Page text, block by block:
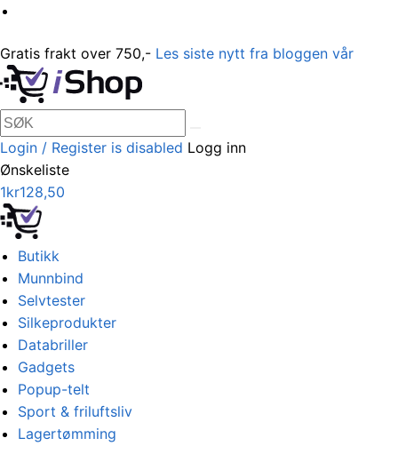
Gratis frakt over 750,- Les siste nytt fra bloggen vår
Login / Register is disabled Logg inn
Ønskeliste
1kr128,50
Butikk
Munnbind
Selvtester
Silkeprodukter
Databriller
Gadgets
Popup-telt
Sport & friluftsliv
Lagertømming